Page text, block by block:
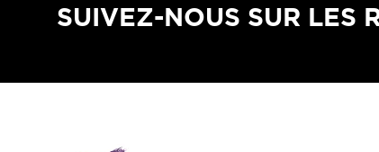
SUIVEZ-NOUS SUR LES